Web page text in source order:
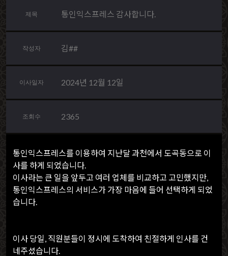
제목 통인익스프레스 감사합니다.
작성자 김##
이사일자 2024년 12월 12일
조회수 2365
통인익스프레스를 이용하여 지난달 과천에서 도곡동으로 이
사를 하게 되었습니다.
이사라는 큰 일을 앞두고 여러 업체를 비교하고 고민했지만,
통인익스프레스의 서비스가 가장 마음에 들어 선택하게 되었
습니다.
이사 당일, 직원분들이 정시에 도착하여 친절하게 인사를 건
네주셨습니다.